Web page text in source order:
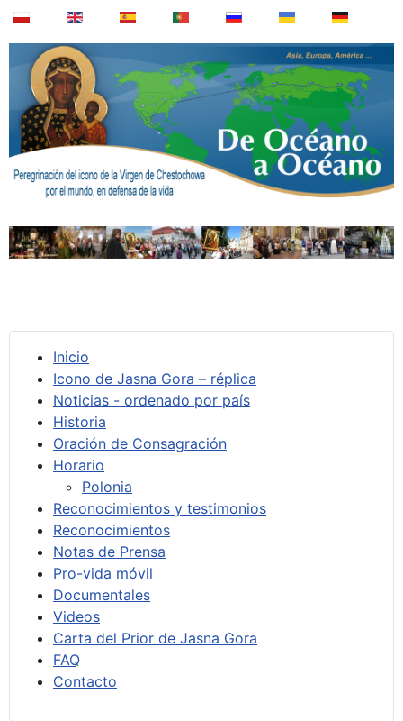
Inicio
Icono de Jasna Gora – réplica
Noticias - ordenado por país
Historia
Oración de Consagración
Horario
Polonia
Reconocimientos y testimonios
Reconocimientos
Notas de Prensa
Pro-vida móvil
Documentales
Videos
Carta del Prior de Jasna Gora
FAQ
Contacto